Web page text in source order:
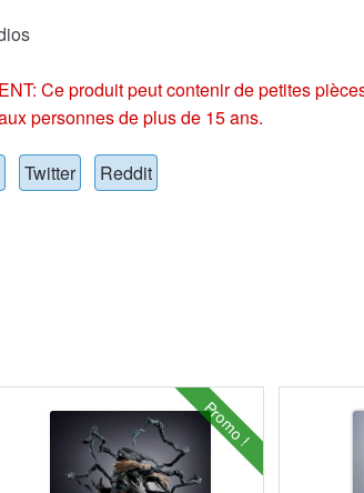
Ce produit peut contenir de petites
personnes de plus de 15 ans.
Twitter Reddit
Promo !